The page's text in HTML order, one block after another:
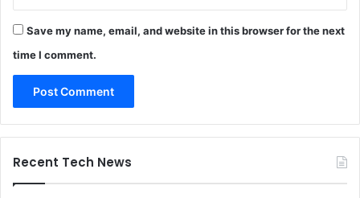
Save my name, email, and website in this browser for the next
time I comment.
Recent Tech News